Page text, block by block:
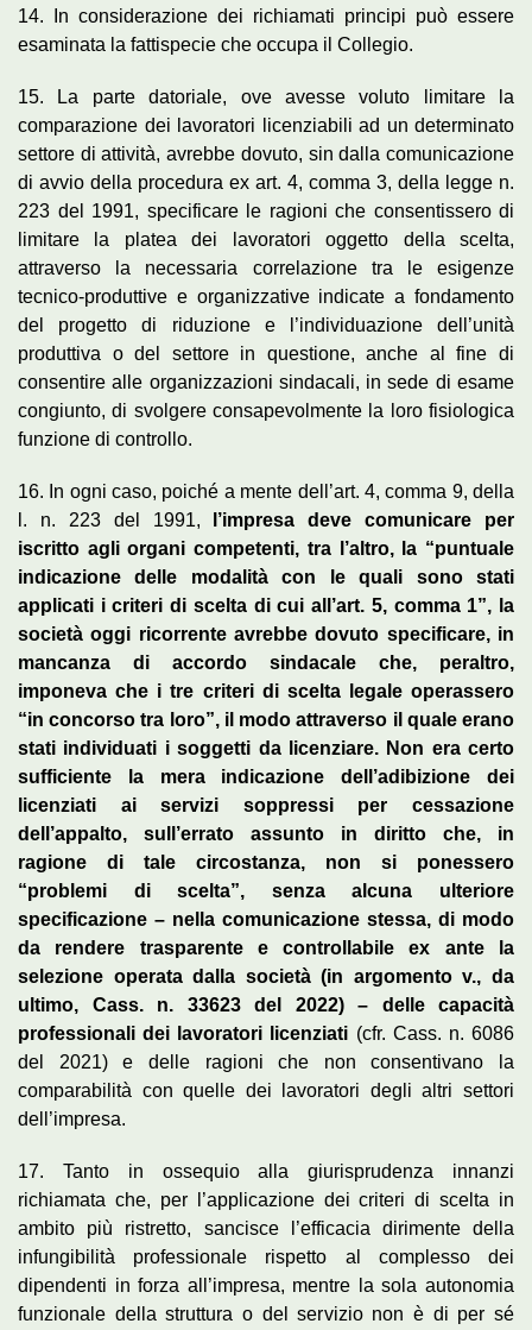
14. In considerazione dei richiamati principi può essere
esaminata la fattispecie che occupa il Collegio.
15. La parte datoriale, ove avesse voluto limitare la
comparazione dei lavoratori licenziabili ad un determinato
settore di attività, avrebbe dovuto, sin dalla comunicazione
di avvio della procedura ex art. 4, comma 3, della legge n.
223 del 1991, specificare le ragioni che consentissero di
limitare la platea dei lavoratori oggetto della scelta,
attraverso la necessaria correlazione tra le esigenze
tecnico-produttive e organizzative indicate a fondamento
del progetto di riduzione e l’individuazione dell’unità
produttiva o del settore in questione, anche al fine di
consentire alle organizzazioni sindacali, in sede di esame
congiunto, di svolgere consapevolmente la loro fisiologica
funzione di controllo.
16. In ogni caso, poiché a mente dell’art. 4, comma 9, della
l. n. 223 del 1991, l’impresa deve comunicare per
iscritto agli organi competenti, tra l’altro, la “puntuale
indicazione delle modalità con le quali sono stati
applicati i criteri di scelta di cui all’art. 5, comma 1”, la
società oggi ricorrente avrebbe dovuto specificare, in
mancanza di accordo sindacale che, peraltro,
imponeva che i tre criteri di scelta legale operassero
“in concorso tra loro”, il modo attraverso il quale erano
stati individuati i soggetti da licenziare. Non era certo
sufficiente la mera indicazione dell’adibizione dei
licenziati ai servizi soppressi per cessazione
dell’appalto, sull’errato assunto in diritto che, in
ragione di tale circostanza, non si ponessero
“problemi di scelta”, senza alcuna ulteriore
specificazione – nella comunicazione stessa, di modo
da rendere trasparente e controllabile ex ante la
selezione operata dalla società (in argomento v., da
ultimo, Cass. n. 33623 del 2022) – delle capacità
professionali dei lavoratori licenziati (cfr. Cass. n. 6086
del 2021) e delle ragioni che non consentivano la
comparabilità con quelle dei lavoratori degli altri settori
dell’impresa.
17. Tanto in ossequio alla giurisprudenza innanzi
richiamata che, per l’applicazione dei criteri di scelta in
ambito più ristretto, sancisce l’efficacia dirimente della
infungibilità professionale rispetto al complesso dei
dipendenti in forza all’impresa, mentre la sola autonomia
funzionale della struttura o del servizio non è di per sé